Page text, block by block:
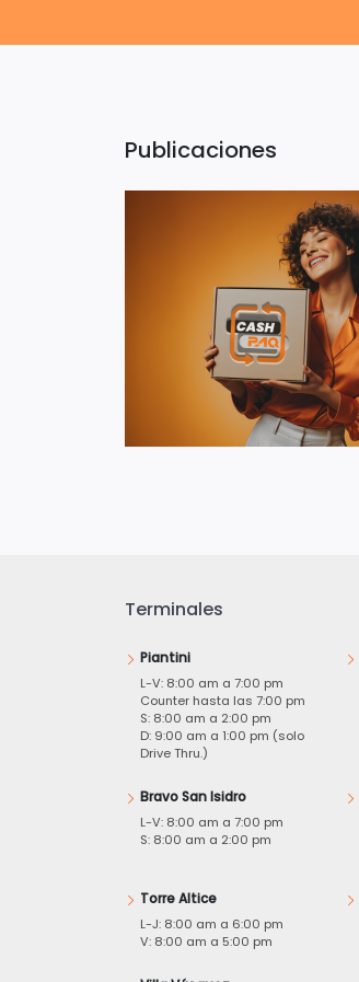
Publicaciones
Terminales
Piantini
L-V: 8:00 am a 7:00 pm
Counter hasta las 7:00 pm
S: 8:00 am a 2:00 pm
D: 9:00 am a 1:00 pm (solo
Drive Thru.)
Bravo San Isidro
L-V: 8:00 am a 7:00 pm
S: 8:00 am a 2:00 pm
Torre Altice
L-J: 8:00 am a 6:00 pm
V: 8:00 am a 5:00 pm